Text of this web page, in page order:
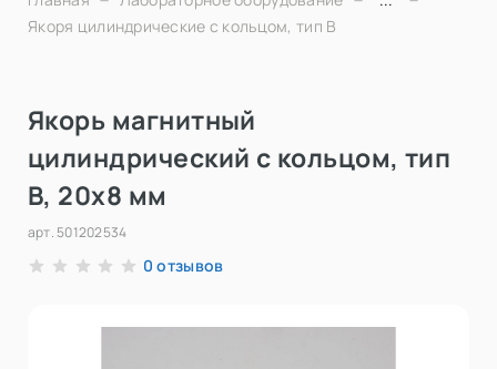
Якоря цилиндрические с кольцом, тип B
Якорь магнитный
цилиндрический с кольцом, тип
B, 20х8 мм
арт. 501202534
0 отзывов